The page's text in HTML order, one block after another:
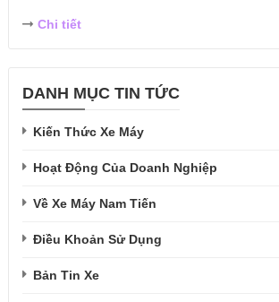
Chi tiết
DANH MỤC TIN TỨC
Kiến Thức Xe Máy
Hoạt Động Của Doanh Nghiệp
Về Xe Máy Nam Tiến
Điều Khoản Sử Dụng
Bản Tin Xe